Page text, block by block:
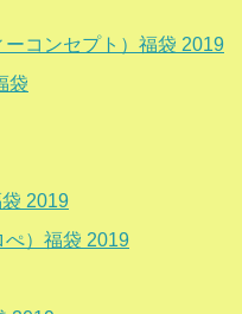
コンセプト）福袋 2019
袋
2019
）福袋 2019